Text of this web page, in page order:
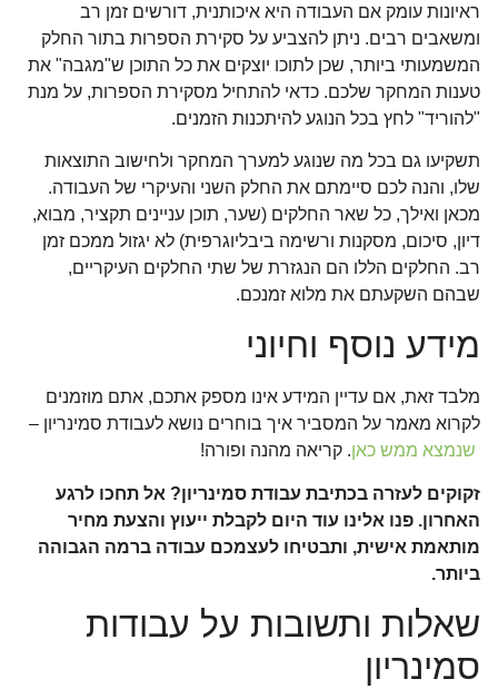
ראיונות עומק אם העבודה היא איכותנית, דורשים זמן רב
ומשאבים רבים. ניתן להצביע על סקירת הספרות בתור החלק
המשמעותי ביותר, שכן לתוכו יוצקים את כל התוכן ש"מגבה" את
טענות המחקר שלכם. כדאי להתחיל מסקירת הספרות, על מנת
"להוריד" לחץ בכל הנוגע להיתכנות הזמנים.
תשקיעו גם בכל מה שנוגע למערך המחקר ולחישוב התוצאות
שלו, והנה לכם סיימתם את החלק השני והעיקרי של העבודה.
מכאן ואילך, כל שאר החלקים (שער, תוכן עניינים תקציר, מבוא,
דיון, סיכום, מסקנות ורשימה ביבליוגרפית) לא יגזול ממכם זמן
רב. החלקים הללו הם הנגזרת של שתי החלקים העיקריים,
שבהם השקעתם את מלוא זמנכם.
מידע נוסף וחיוני
מלבד זאת, אם עדיין המידע אינו מספק אתכם, אתם מוזמנים
לקרוא מאמר על המסביר איך בוחרים נושא לעבודת סמינריון –
שנמצא ממש כאן. קריאה מהנה ופורה!
זקוקים לעזרה בכתיבת עבודת סמינריון? אל תחכו לרגע
האחרון. פנו אלינו עוד היום לקבלת ייעוץ והצעת מחיר
מותאמת אישית, ותבטיחו לעצמכם עבודה ברמה הגבוהה
ביותר.
שאלות ותשובות על עבודות
סמינריון